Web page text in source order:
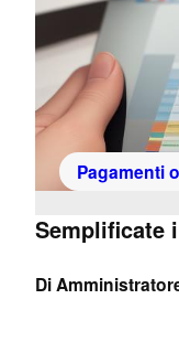
Pagamenti
Semplificate
Di